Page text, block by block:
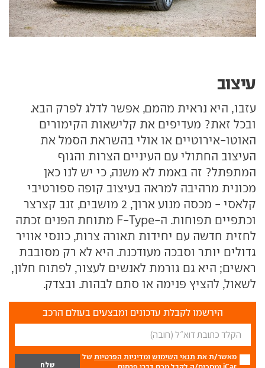
עיצוב
עזבו, היא נראית מהמם, אפשר לדלג לפרק הבא.
ובכל זאת? מעדיפים את קלישאות הקימורים
האוטו-אירוטיים או אולי בהשראת הסמל את
העיצוב החתולי עם העיניים הצרות והגוף
המתפתל? זה באמת לא משנה, כי יש לנו כאן
מכונית מרהיבה למראה בעיצוב קופה ספורטיבי
קלאסי - מכסה מנוע ארוך, 2 מושבים, זנב קצרצר
וכתפיים תפוחות. ה-F-Type מתוחת הפנים זכתה
לחזית חדשה עם יחידות תאורה צרות, כונסי אוויר
גדולים יותר וסבכה מעודכנת. היא לא רק מסובבת
ראשים; היא גם גורמת לאנשים לעצור, לפתוח חלון,
לשאול, להציץ פנימה או סתם לבהות. ובצדק.
הירשמו לקבלת עדכונים ומבצעים בעולם הרכב
מאשר/ת את תנאי השימוש ומדיניות הפרטיות של